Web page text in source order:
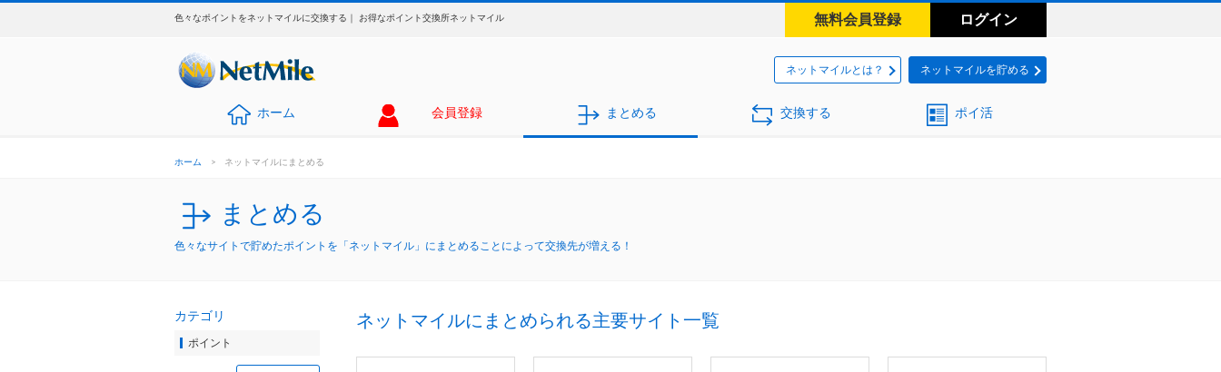
色々なポイントをネットマイルに交換する｜ お得なポイント交換所ネットマイル 無料会員登録 ログイン
ネットマイルとは？ ネットマイルを貯める
ホーム 会員登録 まとめる 交換する ポイ活
ホーム > ネットマイルにまとめる
まとめる
色々なサイトで貯めたポイントを「ネットマイル」にまとめることによって交換先が増える！
カテゴリ
ポイント
ネットマイルにまとめられる主要サイト一覧